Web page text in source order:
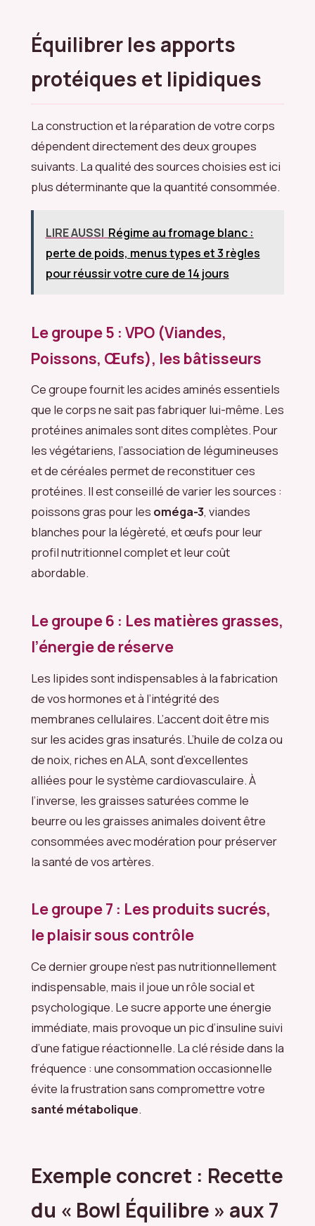
Équilibrer les apports
protéiques et lipidiques
La construction et la réparation de votre corps
dépendent directement des deux groupes
suivants. La qualité des sources choisies est ici
plus déterminante que la quantité consommée.
LIRE AUSSI Régime au fromage blanc :
perte de poids, menus types et 3 règles
pour réussir votre cure de 14 jours
Le groupe 5 : VPO (Viandes,
Poissons, Œufs), les bâtisseurs
Ce groupe fournit les acides aminés essentiels
que le corps ne sait pas fabriquer lui-même. Les
protéines animales sont dites complètes. Pour
les végétariens, l’association de légumineuses
et de céréales permet de reconstituer ces
protéines. Il est conseillé de varier les sources :
poissons gras pour les oméga-3, viandes
blanches pour la légèreté, et œufs pour leur
profil nutritionnel complet et leur coût
abordable.
Le groupe 6 : Les matières grasses,
l’énergie de réserve
Les lipides sont indispensables à la fabrication
de vos hormones et à l’intégrité des
membranes cellulaires. L’accent doit être mis
sur les acides gras insaturés. L’huile de colza ou
de noix, riches en ALA, sont d’excellentes
alliées pour le système cardiovasculaire. À
l’inverse, les graisses saturées comme le
beurre ou les graisses animales doivent être
consommées avec modération pour préserver
la santé de vos artères.
Le groupe 7 : Les produits sucrés,
le plaisir sous contrôle
Ce dernier groupe n’est pas nutritionnellement
indispensable, mais il joue un rôle social et
psychologique. Le sucre apporte une énergie
immédiate, mais provoque un pic d’insuline suivi
d’une fatigue réactionnelle. La clé réside dans la
fréquence : une consommation occasionnelle
évite la frustration sans compromettre votre
santé métabolique.
Exemple concret : Recette
du « Bowl Équilibre » aux 7